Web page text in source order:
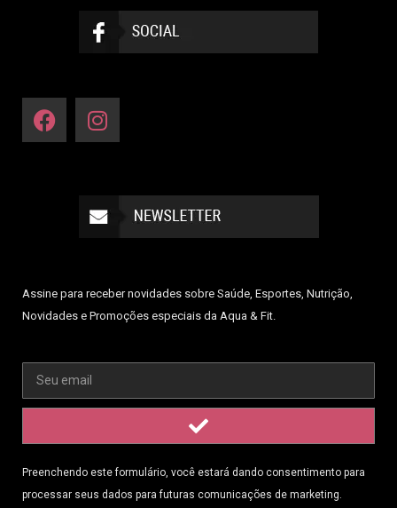
Assine para receber novidades sobre Saúde, Esportes, Nutrição,
Novidades e Promoções especiais da Aqua & Fit.
Preenchendo este formulário, você estará dando consentimento para
processar seus dados para futuras comunicações de marketing.